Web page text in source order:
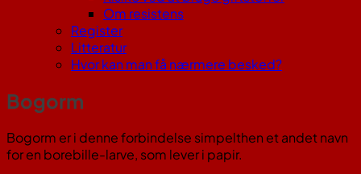
Om resistens
Register
Litteratur
Hvor kan man få nærmere besked?
Bogorm
Bogorm er i denne forbindelse simpelthen et andet navn
for en borebille-larve, som lever i papir.